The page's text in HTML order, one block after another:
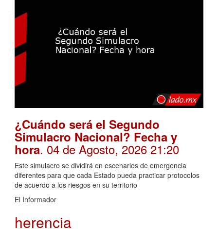
¿Cuándo será el Segundo
Simulacro Nacional? Fecha y
hora. 04 de Agosto, 2026 21:20
Este simulacro se dividirá en escenarios de emergencia
diferentes para que cada Estado pueda practicar protocolos
de acuerdo a los riesgos en su territorio
El Informador
herencia